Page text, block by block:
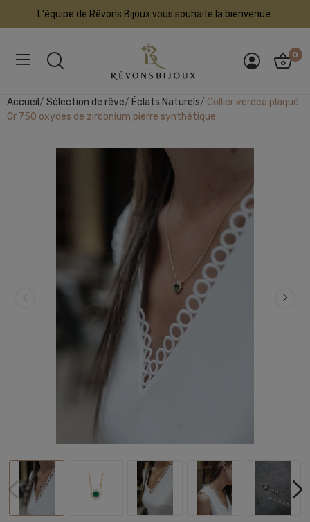
L'équipe de Rêvons Bijoux vous souhaite la bienvenue
0
Accueil Sélection de rêve Éclats Naturels
Collier verdea plaqué
Or 750 oxydes de zirconium pierre synthétique